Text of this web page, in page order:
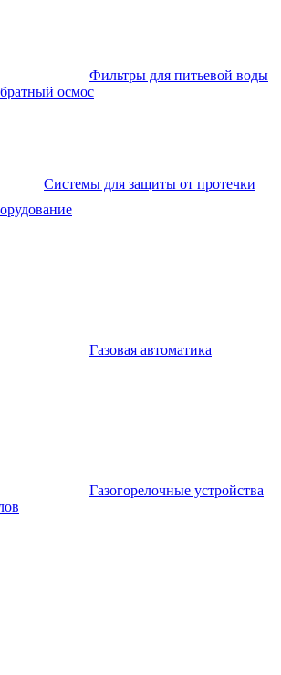
Фильтры для питьевой воды
осмос
Системы для защиты от протечки
Газовая автоматика
Газогорелочные устройства